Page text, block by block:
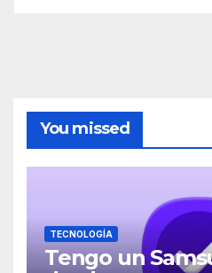
You missed
TECNOLOGÍA
Tengo un